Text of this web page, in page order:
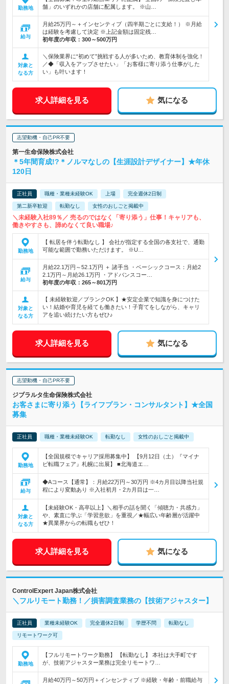
勤務地
舗」のいずれかの店舗に配属します。 ※山…
給与
月給25万円～＋インセンティブ（四半期ごとに支給！） ※月給
は経験を考慮して決定 ※上記金額は固定残…
初年度の年収： 300～500万円
対象と
なる方
＼保険業界に“初めて”挑戦する人が多いため、教育体制を強化！
／◆「収入をアップさせたい」「お客様に寄り添う仕事がした
い」も叶います！
求人詳細を見る 気になる
志望動機・自己PR不要
第一生命保険株式会社
＊5年間育成!?＊ノルマなしの【生涯設計デザイナー】★年休
120日
正社員 職種・業種未経験OK 上場 完全週休2日制
第二新卒歓迎 転勤なし 女性のおしごと掲載中
＼未経験入社89％／ 売るのではなく「寄り添う」仕事！キャリアも、
働きやすさも、諦めなくて良い職場♪
勤務地
【 転居を伴う転勤なし 】 会社が指定する全国の各支社で、通勤
可能な範囲で勤務いただけます。 ※U…
給与
月給22.1万円～52.1万円 ＋ 諸手当 ・ベーシックコース：月給2
2.1万円～月給26.1万円 ・アドバンスコー…
初年度の年収： 265～801万円
対象と
なる方
【 未経験歓迎／ブランクOK 】★安定企業で知識を身につけた
い！結婚や育児を経ても働きたい！子育てをしながら、キャリ
アを追い続けたい方もぜひ♪
求人詳細を見る 気になる
志望動機・自己PR不要
ジブラルタ生命保険株式会社
お客さまに寄り添う【ライフプラン・コンサルタント】★全国
募集
正社員 職種・業種未経験OK 転勤なし 女性のおしごと掲載中
勤務地
【全国規模でキャリア採用募集中】 【9月12日（土）『マイナ
ビ転職フェア』札幌に出展】 ■北海道エ…
給与
◆Aコース【通常】：月給22万円～30万円 ※4カ月目以降当社規
程により変動あり ※入社初月・2カ月目は一…
対象と
なる方
【未経験OK・高卒以上】＼相手の話を聞く「傾聴力・共感力」
や、素直に学ぶ「学習意欲」を重視／★幅広い年齢層が活躍中
★異業界からの転職もぜひ！
求人詳細を見る 気になる
ControlExpert Japan株式会社
＼フルリモート勤務！／損害調査業務の【技術アジャスター】
正社員 業種未経験OK 完全週休2日制 学歴不問 転勤なし
リモートワーク可
勤務地
【フルリモートワーク勤務】 【転勤なし】 本社は大手町です
が、技術アジャスター業務は完全リモートワ…
月給40万円～50万円＋インセンティブ ※経験・年齢・前職給与